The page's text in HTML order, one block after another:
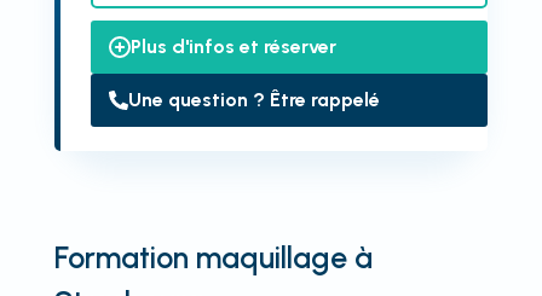
Plus d'infos et réserver
Une question ? Être rappelé
Formation maquillage à